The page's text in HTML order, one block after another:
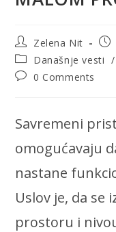
Post
author:
Zelena Nit
Post
category:
Današnje vesti /
Post0 Comments
Savremeni
omogućavaju
nastane
Uslov je, da se
prostoru i